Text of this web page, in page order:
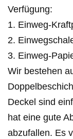
Verfügung:
1. Einweg-
2.
3. Einweg-
Wir bestehen
Deckel sind
hat eine gute
abzufallen. Es